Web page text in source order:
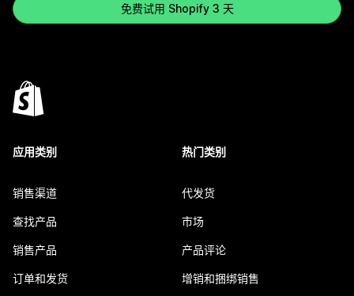
免费试用 Shopify 3 天
应用类别
销售渠道
查找产品
销售产品
订单和发货
热门类别
代发货
市场
产品评论
增销和捆绑销售